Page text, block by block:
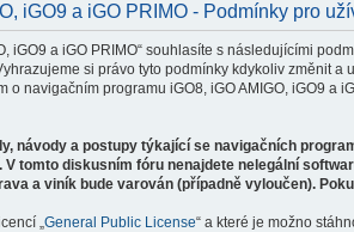
iGO9 a iGO PRIMO - Podmínky pro
iGO9 a iGO PRIMO“ souhlasíte s následujícími
si právo tyto podmínky kdykoliv změnit
navigačním programu iGO8, iGO AMIGO, iGO9 a
a postupy týkající se navigačních
tomto diskusním fóru nenajdete nelegální
a viník bude varován (případně vyloučen).
„General Public License“ a které je možno